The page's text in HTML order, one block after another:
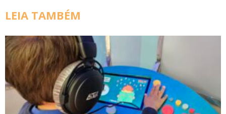
LEIA TAMBÉM